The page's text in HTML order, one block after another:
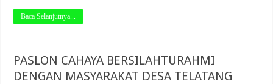
Baca Selanjutnya...
PASLON CAHAYA BERSILAHTURAHMI
DENGAN MASYARAKAT DESA TELATANG